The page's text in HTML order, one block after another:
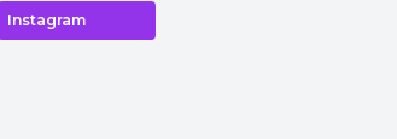
Instagram